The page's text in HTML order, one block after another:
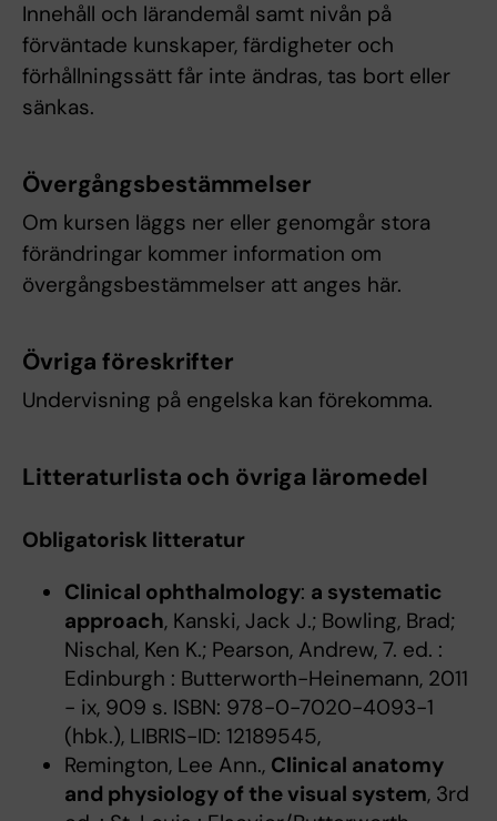
Innehåll och lärandemål samt nivån på
förväntade kunskaper, färdigheter och
förhållningssätt får inte ändras, tas bort eller
sänkas.
Övergångsbestämmelser
Om kursen läggs ner eller genomgår stora
förändringar kommer information om
övergångsbestämmelser att anges här.
Övriga föreskrifter
Undervisning på engelska kan förekomma.
Litteraturlista och övriga läromedel
Obligatorisk litteratur
Clinical ophthalmology: a systematic
approach, Kanski, Jack J.; Bowling, Brad;
Nischal, Ken K.; Pearson, Andrew, 7. ed. :
Edinburgh : Butterworth-Heinemann, 2011
- ix, 909 s. ISBN: 978-0-7020-4093-1
(hbk.), LIBRIS-ID: 12189545,
Remington, Lee Ann., Clinical anatomy
and physiology of the visual system, 3rd